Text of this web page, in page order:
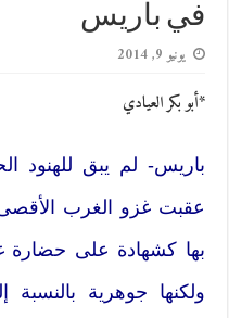
في باريس
يونيو 9, 2014
*أبو بكر العيادي
باريس- لم يبق للهنود
عقبت غزو الغرب
بها كشهادة على حضارة
ولكنها جوهرية